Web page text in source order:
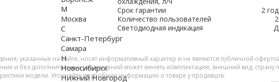
Срок гарантии
2
Количество пользователей
Светодиодная индикация
указанные на сайте, носят информативный характер и не являются публичной
и без дополнительных уведомлений может менять комплектацию, внешний вид, страну
модели. Уточняйте подробную информацию о товаре у продавцов.
М
Москва
С
Санкт-Петербург
Самара
Н
Новосибирск
Нижний Новгород